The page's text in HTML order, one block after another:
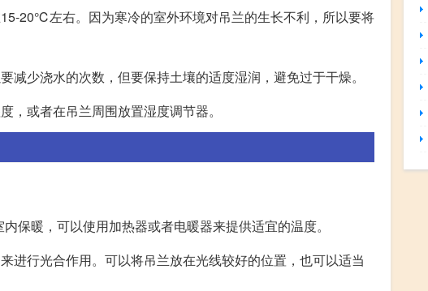
20℃左右。因为寒冷的室外环境对吊兰的生长不利，所以要将
少浇水的次数，但要保持土壤的适度湿润，避免过于干燥。
，或者在吊兰周围放置湿度调节器。
暖，可以使用加热器或者电暖器来提供适宜的温度。
进行光合作用。可以将吊兰放在光线较好的位置，也可以适当